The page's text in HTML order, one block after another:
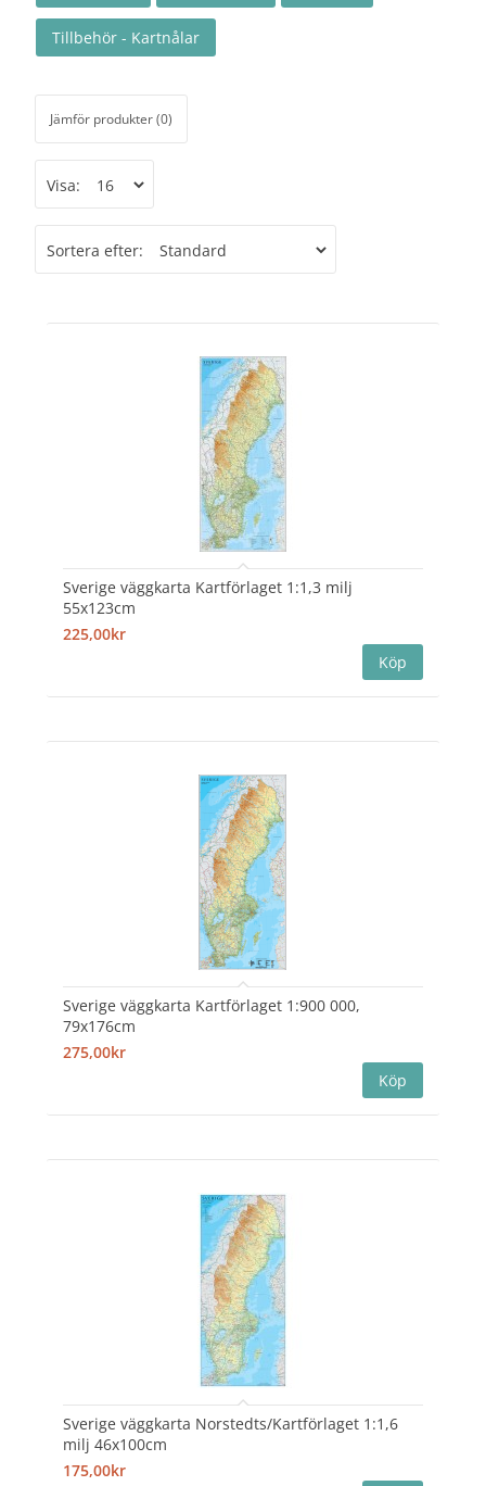
Tillbehör - Kartnålar
Jämför produkter (0)
Visa:
Sortera efter:
Sverige väggkarta Kartförlaget 1:1,3 milj
55x123cm
225,00kr
Sverige väggkarta Kartförlaget 1:900 000,
79x176cm
275,00kr
Sverige väggkarta Norstedts/Kartförlaget 1:1,6
milj 46x100cm
175,00kr